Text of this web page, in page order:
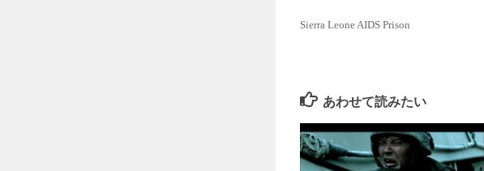
Sierra Leone AIDS Prison
あわせて読みたい